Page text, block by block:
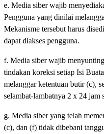
e. Media siber wajib
Pengguna yang dinilai
Mekanisme tersebut harus
dapat diakses pengguna.
f. Media siber wajib
tindakan koreksi setiap Isi
melanggar ketentuan butir (c),
selambat-lambatnya 2 x 24 jam
g. Media siber yang telah
(c), dan (f) tidak dibebani